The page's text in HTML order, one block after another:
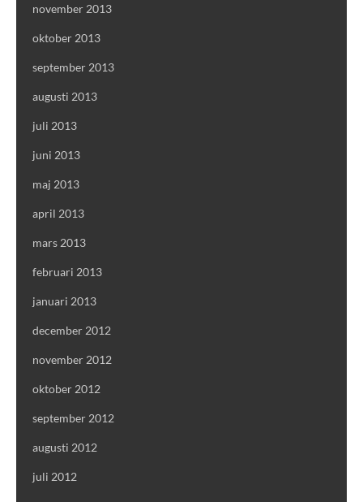
november 2013
oktober 2013
september 2013
augusti 2013
juli 2013
juni 2013
maj 2013
april 2013
mars 2013
februari 2013
januari 2013
december 2012
november 2012
oktober 2012
september 2012
augusti 2012
juli 2012